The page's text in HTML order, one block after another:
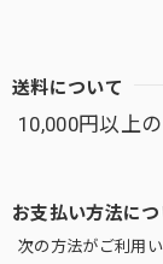
送料について
10,000円以上
お支払い方法に
次の方法がご利用い